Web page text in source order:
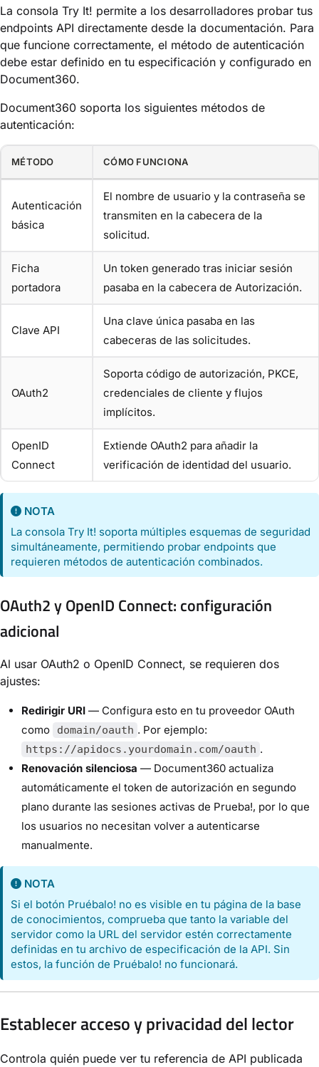
La consola Try It! permite a los desarrolladores probar tus
endpoints API directamente desde la documentación. Para
que funcione correctamente, el método de autenticación
debe estar definido en tu especificación y configurado en
Document360.
Document360 soporta los siguientes métodos de
autenticación:
MÉTODO CÓMO FUNCIONA
Autenticación
básica
El nombre de usuario y la contraseña se
transmiten en la cabecera de la
solicitud.
Ficha
portadora
Un token generado tras iniciar sesión
pasaba en la cabecera de Autorización.
Clave API
Una clave única pasaba en las
cabeceras de las solicitudes.
OAuth2
Soporta código de autorización, PKCE,
credenciales de cliente y flujos
implícitos.
OpenID
Connect
Extiende OAuth2 para añadir la
verificación de identidad del usuario.
NOTA
La consola Try It! soporta múltiples esquemas de seguridad
simultáneamente, permitiendo probar endpoints que
requieren métodos de autenticación combinados.
OAuth2 y OpenID Connect: configuración
adicional
Al usar OAuth2 o OpenID Connect, se requieren dos
ajustes:
Redirigir URI — Configura esto en tu proveedor OAuth
como
domain/oauth . Por ejemplo:
https://apidocs.yourdomain.com/oauth .
Renovación silenciosa — Document360 actualiza
automáticamente el token de autorización en segundo
plano durante las sesiones activas de Prueba!, por lo que
los usuarios no necesitan volver a autenticarse
manualmente.
NOTA
Si el botón Pruébalo! no es visible en tu página de la base
de conocimientos, comprueba que tanto la variable del
servidor como la URL del servidor estén correctamente
definidas en tu archivo de especificación de la API. Sin
estos, la función de Pruébalo! no funcionará.
Establecer acceso y privacidad del lector
Controla quién puede ver tu referencia de API publicada